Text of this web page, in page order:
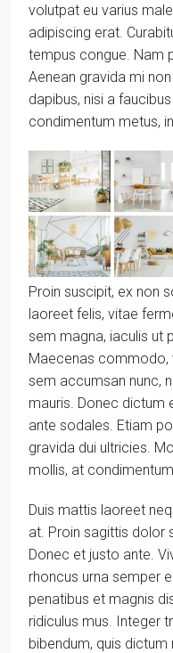
volutpat eu varius
adipiscing erat.
tempus congue. Nam
Aenean gravida mi
dapibus, nisi a
condimentum metus,
Proin suscipit, ex non
laoreet felis, vitae
sem magna, iaculis ut
Maecenas commodo,
sem accumsan nunc,
mauris. Donec dictum
ante sodales. Etiam
gravida dui ultricies.
mollis, at
Duis mattis laoreet
at. Proin sagittis dolor
Donec et justo ante.
rhoncus urna semper
penatibus et magnis
ridiculus mus. Integer
bibendum, quis